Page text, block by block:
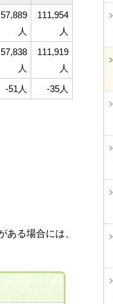
57,889
人
111,954
人
57,838
人
111,919
人
-51人 -35人
る場合には、